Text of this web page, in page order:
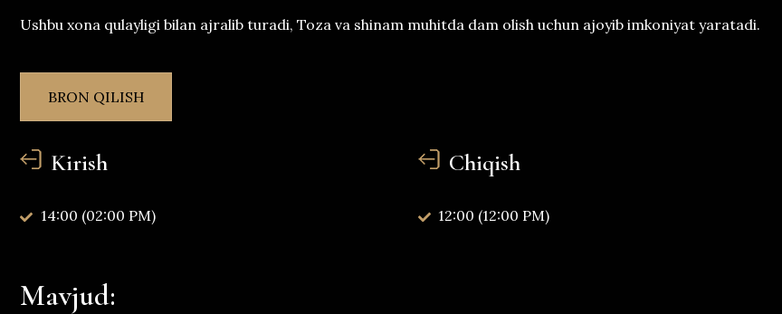
Ushbu xona qulayligi bilan ajralib turadi, Toza va shinam muhitda dam olish uchun ajoyib imkoniyat yaratadi.
BRON QILISH
Kirish
14:00 (02:00 PM)
Chiqish
12:00 (12:00 PM)
Mavjud: